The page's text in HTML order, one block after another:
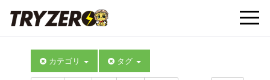
t
カテゴリ タグ